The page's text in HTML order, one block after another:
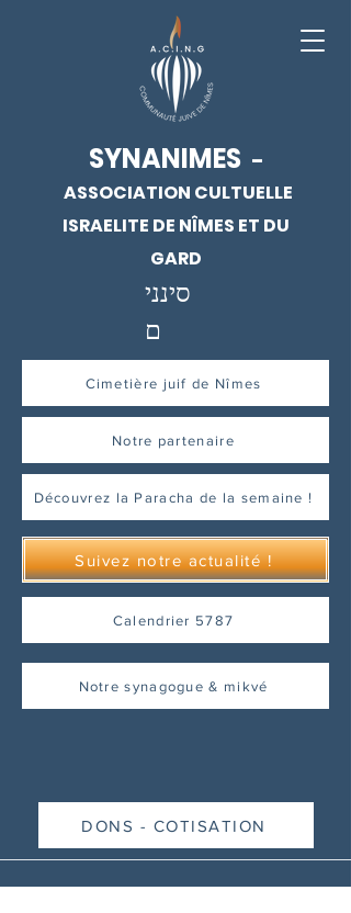
SYNANIMES -
ASSOCIATION CULTUELLE
ISRAELITE DE NÎMES ET DU
GARD
סינני
ם
Cimetière juif de Nîmes
Notre partenaire
Découvrez la Paracha de la semaine !
Suivez notre actualité !
Calendrier 5787
Notre synagogue & mikvé
DONS - COTISATION